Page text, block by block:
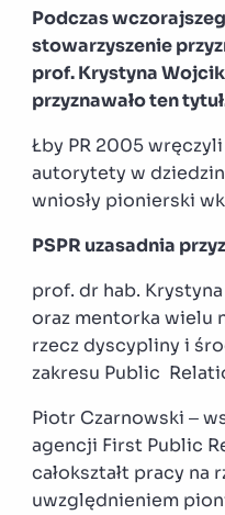
Podczas
stowarzyszenie
prof. Krystyna
przyznawało ten
Łby PR 2005
autorytety w
wniosły pionierski
PSPR uzasadnia
prof. dr hab.
oraz mentorka wielu
rzecz dyscypliny i
zakresu Public
Piotr Czarnowski –
agencji First Public
całokształt pracy na
uwzględnieniem